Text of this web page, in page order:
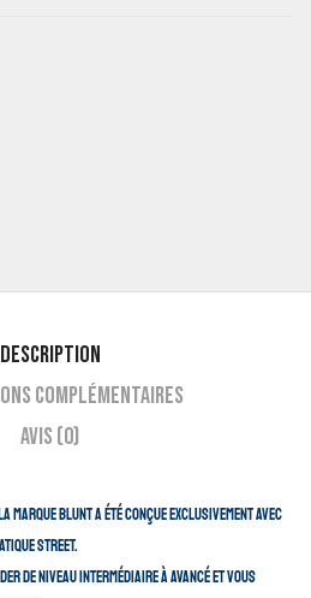
Description
complémentaires
Avis (0)
marque Blunt a été conçue exclusivement avec
street.
de niveau intermédiaire à avancé et vous